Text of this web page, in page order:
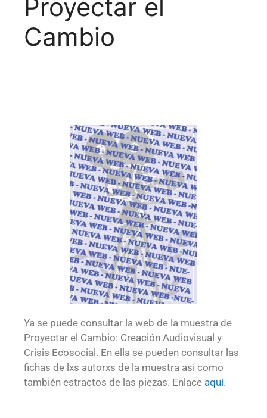
Proyectar el
Cambio
Ya se puede consultar la web de la muestra de
Proyectar el Cambio: Creación Audiovisual y
Crisis Ecosocial. En ella se pueden consultar las
fichas de lxs autorxs de la muestra así como
también estractos de las piezas. Enlace aquí.